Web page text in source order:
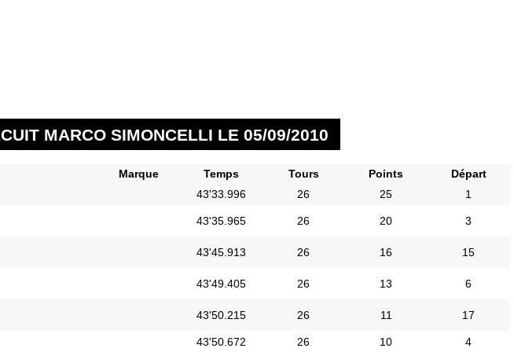
MARCO SIMONCELLI LE 05/09/2010
Marque Temps Tours Points
Départ
43'33.996 26 25 1
43'35.965 26 20 3
43'45.913 26 16 15
43'49.405 26 13 6
43'50.215 26 11 17
43'50.672 26 10 4